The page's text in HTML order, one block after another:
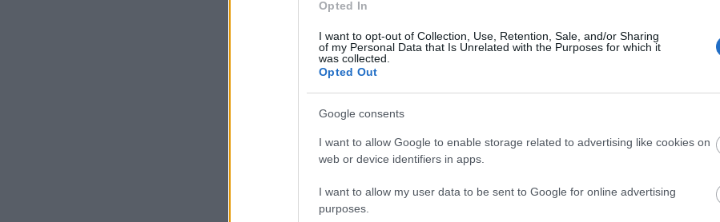
Opted In
I want to opt-out of Collection, Use, Retention, Sale, and/or Sharing
of my Personal Data that Is Unrelated with the Purposes for which it
was collected.
Opted Out
Google consents
I want to allow Google to enable storage related to advertising like cookies on
web or device identifiers in apps.
I want to allow my user data to be sent to Google for online advertising
purposes.